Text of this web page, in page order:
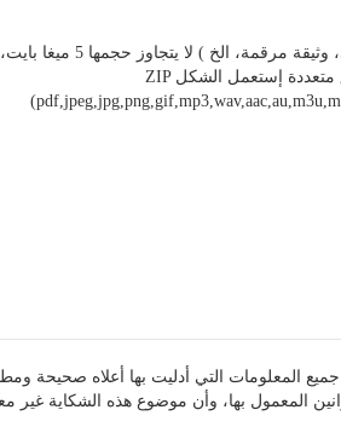
إذا لم تكن وثيقتك على أي شكل من هذه الأشكال، فيرجى تحويلها
الأشكال المقبولة هي PDF و صور. لإرفاق وثائق متعددة إستعمل الشكل ZIP
المعمول بها، وأن موضوع هذه الشكاية